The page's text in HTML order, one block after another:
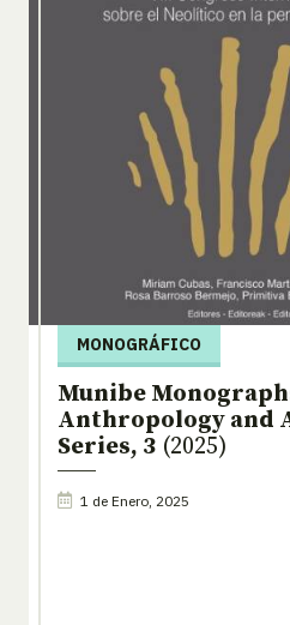
MONOGRÁFICO
Munibe
Anthropology and
Series, 3 (2025)
1 de Enero, 2025